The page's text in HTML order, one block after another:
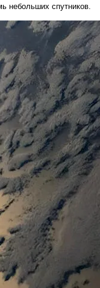
небольших спутников.